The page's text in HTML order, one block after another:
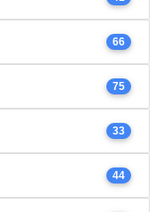
66
75
33
44